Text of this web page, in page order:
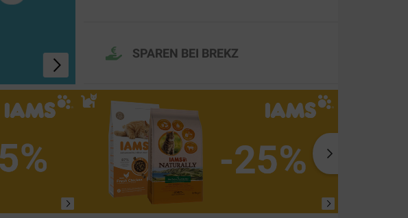
SPAREN BEI BREKZ